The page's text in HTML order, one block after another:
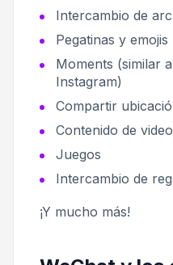
Intercambio de
Pegatinas y emojis
Moments (similar
Instagram)
Compartir
Contenido de video
Juegos
Intercambio de
¡Y mucho más!